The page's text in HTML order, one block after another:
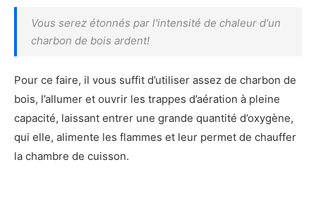
Vous serez étonnés par l'intensité de chaleur d'un
charbon de bois ardent!
Pour ce faire, il vous suffit d’utiliser assez de charbon de
bois, l’allumer et ouvrir les trappes d’aération à pleine
capacité, laissant entrer une grande quantité d’oxygène,
qui elle, alimente les flammes et leur permet de chauffer
la chambre de cuisson.